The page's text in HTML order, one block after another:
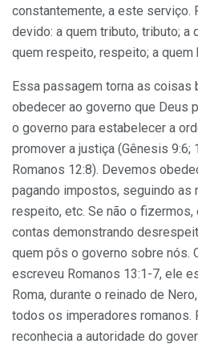
constantemente, a este serviço.
devido: a quem tributo, tributo; a
quem respeito, respeito; a quem
Essa passagem torna as coisas
obedecer ao governo que Deus
o governo para estabelecer a
promover a justiça (Gênesis 9:6;
Romanos 12:8). Devemos
pagando impostos, seguindo as
respeito, etc. Se não o
contas demonstrando
quem pôs o governo sobre nós.
escreveu Romanos 13:1-7, ele
Roma, durante o reinado de
todos os imperadores romanos.
reconhecia a autoridade do